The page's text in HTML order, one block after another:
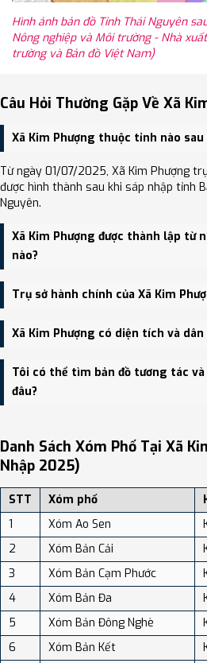
Hình ảnh bản đồ Tỉnh Thái Nguyên
Nông nghiệp và Môi trường - Nhà
trường và Bản đồ Việt Nam)
Câu Hỏi Thường Gặp Về Xã
Xã Kim Phượng thuộc tỉnh nào sau
Từ ngày 01/07/2025, Xã Kim Phượng
được hình thành sau khi sáp nhập tỉnh
Nguyên.
Xã Kim Phượng được thành lập từ
nào?
Xã Kim Phượng được thành lập trên cơ
Kim Phượng.
Trụ sở hành chính của Xã Kim
Trụ sở hành chính mới của Xã Kim
HĐND, UBND xã Kim Phượng - trung
thông.
Xã Kim Phượng có diện tích và dân
Xã Kim Phượng có Diện tích: 78.61 km²,
độ dân số: Khoảng 141.25 người/km²
Tôi có thể tìm bản đồ tương tác
đâu?
địa điểm tại: VReview.vn - Nền tảng
lịch uy tín tại Việt Nam.
Danh Sách Xóm Phố Tại Xã
Nhập 2025)
STT Xóm phố
1
Xóm Ao Sen
2
Xóm Bản Cải
3
Xóm Bản Cạm Phước
4
Xóm Bản Đa
5
Xóm Bản Đông Nghè
6
Xóm Bản Kết